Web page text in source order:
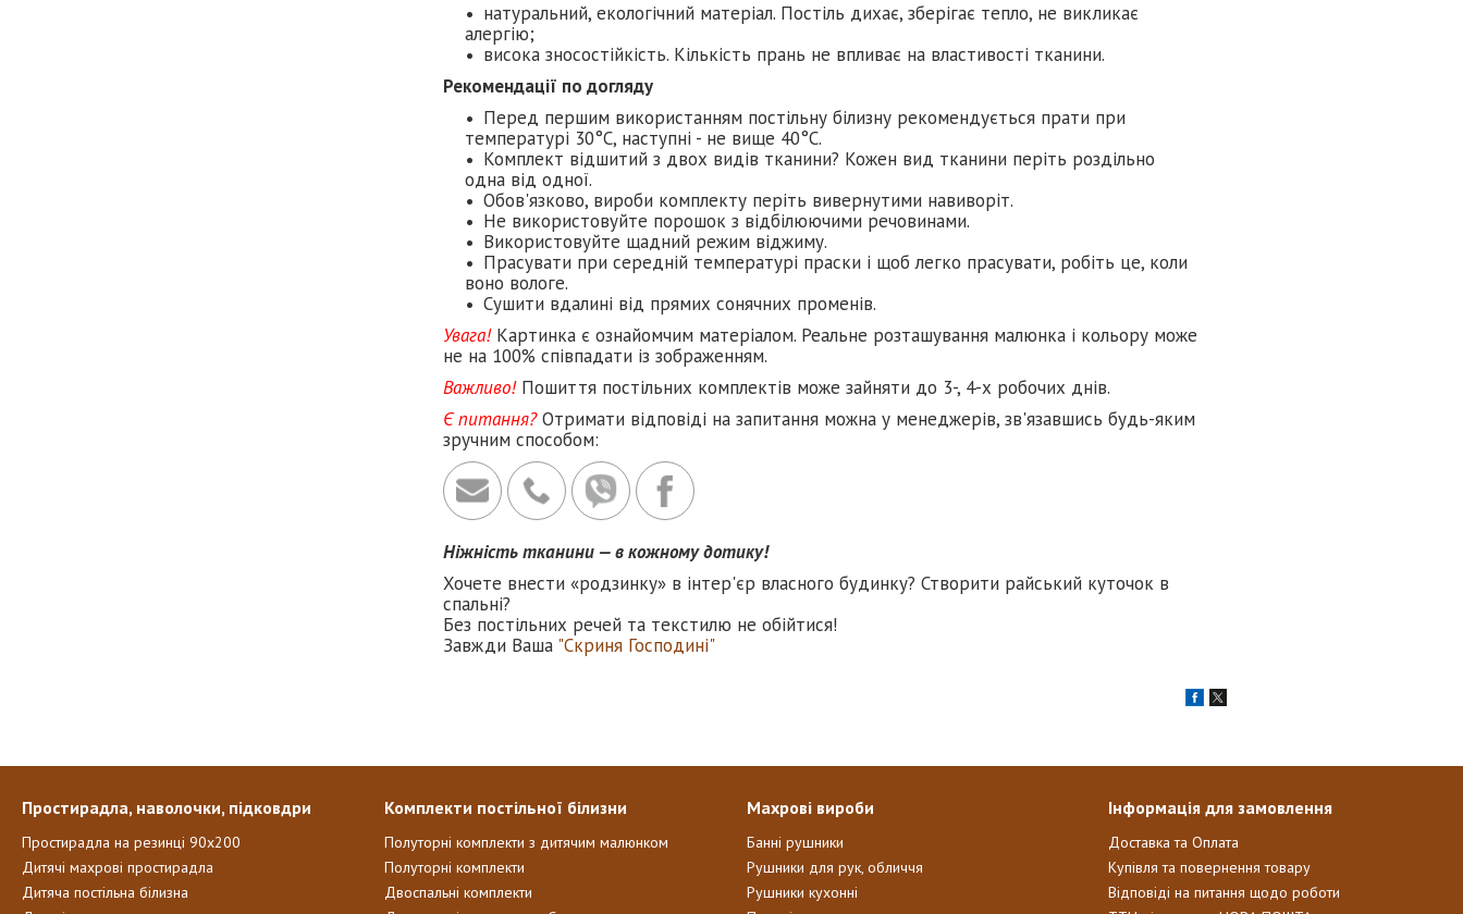
натуральний, екологічний матеріал. Постіль дихає, зберігає тепло, не викликає
алергію;
висока зносостійкість. Кількість прань не впливає на властивості тканини.
Рекомендації по догляду
Перед першим використанням постільну білизну рекомендується прати при
температурі 30°C, наступні - не вище 40°C.
Комплект відшитий з двох видів тканини? Кожен вид тканини періть роздільно
одна від одної.
Обов'язково, вироби комплекту періть вивернутими навиворіт.
Не використовуйте порошок з відбілюючими речовинами.
Використовуйте щадний режим віджиму.
Прасувати при середній температурі праски і щоб легко прасувати, робіть це, коли
воно вологе.
Сушити вдалині від прямих сонячних променів.
Увага! Картинка є ознайомчим матеріалом. Реальне розташування малюнка і кольору може
не на 100% співпадати із зображенням.
Важливо! Пошиття постільних комплектів може зайняти до 3-, 4-х робочих днів.
Є питання?Отримати відповіді на запитання можна у менеджерів, зв'язавшись будь-яким
зручним способом:
Ніжність тканини — в кожному дотику!
Хочете внести «родзинку» в інтер'єр власного будинку? Створити райський куточок в
спальні?
Без постільних речей та текстилю не обійтися!
Завжди Ваша "Скриня Господині"
Простирадла, наволочки, підковдри
Простирадла на резинці 90х200
Дитячі махрові простирадла
Дитяча постільна білизна
Комплекти постільної білизни
Полуторні комплекти з дитячим малюнком
Полуторні комплекти
Двоспальні комплекти
Махрові вироби
Банні рушники
Рушники для рук, обличчя
Рушники кухонні
Інформація для замовлення
Доставка та Оплата
Купівля та повернення товару
Відповіді на питання щодо роботи